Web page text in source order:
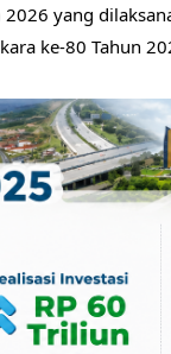
yang
ke-80 Tahun